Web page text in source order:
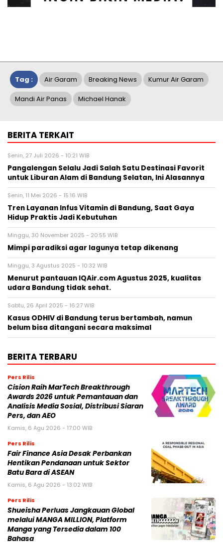
Tag : Air Garam Breaking News Kumur Air Garam
Mandi Air Panas Michael Hanak
BERITA TERKAIT
Senin, 27 Juli 2026 - 10:21 WIB
Pangalengan Selalu Jadi Salah Satu Destinasi Favorit
untuk Liburan Alam di Bandung Selatan, Ini Alasannya
Senin, 11 Mei 2026 - 15:16 WIB
Tren Layanan Infus Vitamin di Bandung, Saat Gaya
Hidup Praktis Jadi Kebutuhan
Minggu, 30 November 2025 - 20:55 WIB
Mimpi paradiksi agar lagunya tetap dikenang
Minggu, 3 Agustus 2025 - 10:32 WIB
Menurut pantauan IQAir.com Agustus 2025, kualitas
udara Bandung tidak sehat.
Sabtu, 26 April 2025 - 16:27 WIB
Kasus ODHIV di Bandung terus bertambah, namun
belum bisa ditangani secara maksimal
BERITA TERBARU
Pers Rilis
Cision Raih MarTech Breakthrough
Awards 2026 untuk Pemantauan dan
Analisis Media Sosial, Distribusi Siaran
Pers, dan AEO
Kamis, 6 Agu 2026 - 17:00 WIB
Pers Rilis
Fair Finance Asia Desak Perbankan
Hentikan Pendanaan untuk Sektor
Batu Bara di ASEAN
Kamis, 6 Agu 2026 - 13:02 WIB
Pers Rilis
Shueisha Perluas Jangkauan Global
melalui MANGA MILLION, Platform
Manga yang Tersedia dalam 100
Bahasa